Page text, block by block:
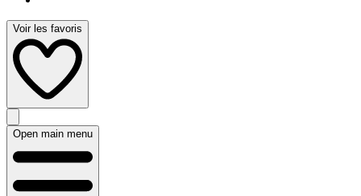
Voir les favoris
Open main menu